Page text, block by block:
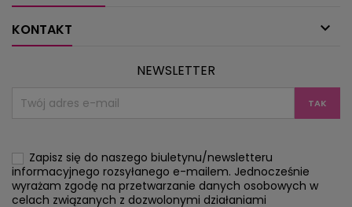
KONTAKT 
NEWSLETTER
Zapisz się do naszego biuletynu/newsletteru
informacyjnego rozsyłanego e-mailem. Jednocześnie
wyrażam zgodę na przetwarzanie danych osobowych w
celach związanych z dozwolonymi działaniami